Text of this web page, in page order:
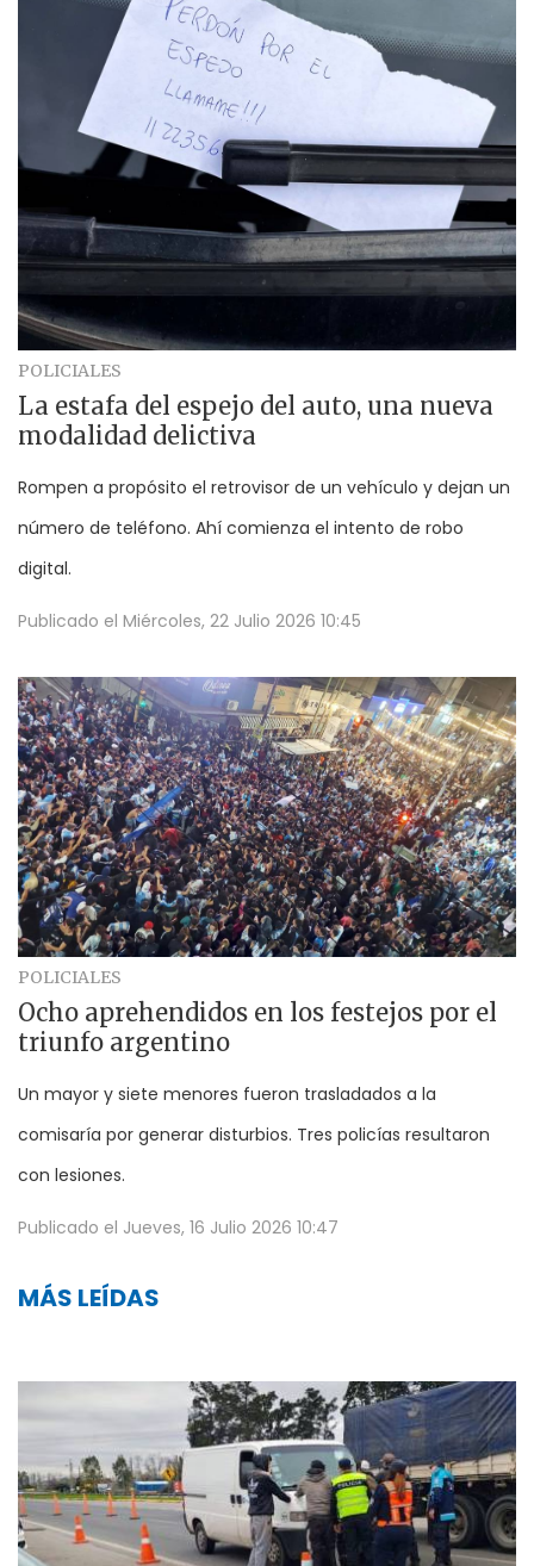
POLICIALES
La estafa del espejo del auto, una nueva
modalidad delictiva
Rompen a propósito el retrovisor de un vehículo y dejan un
número de teléfono. Ahí comienza el intento de robo
digital.
Publicado el Miércoles, 22 Julio 2026 10:45
POLICIALES
Ocho aprehendidos en los festejos por el
triunfo argentino
Un mayor y siete menores fueron trasladados a la
comisaría por generar disturbios. Tres policías resultaron
con lesiones.
Publicado el Jueves, 16 Julio 2026 10:47
MÁS LEÍDAS